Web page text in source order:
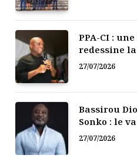
PPA-CI :
redessine
politique
27/07/2026
Bassirou
Sonko : le
doit pas
Fraternité
27/07/2026